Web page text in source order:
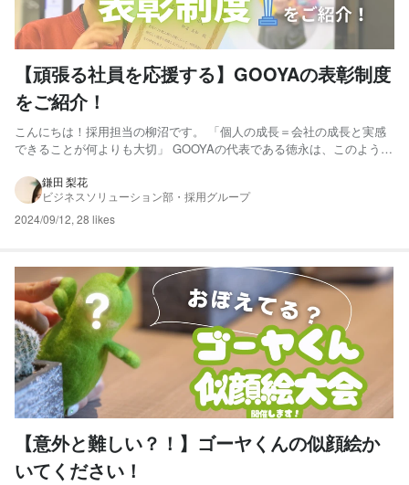
【頑張る社員を応援する】GOOYAの表彰制度
をご紹介！
こんにちは！採用担当の柳沼です。 「個人の成長＝会社の成長と実感
できることが何よりも大切」 GOOYAの代表である徳永は、このような
より、お客様から信頼を得て、GOOYAが成長できている。 今回は、そ
んな自分の成長を・会社への貢献を「実感できる」...
鎌田 梨花
ビジネスソリューション部・採用グループ
2024/09/12, 28 likes
【意外と難しい？！】ゴーヤくんの似顔絵か
いてください！